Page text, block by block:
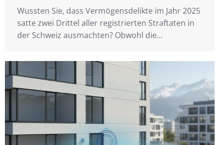
Wussten Sie, dass Vermögensdelikte im Jahr 2025
satte zwei Drittel aller registrierten Straftaten in
der Schweiz ausmachten? Obwohl die…